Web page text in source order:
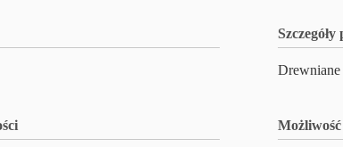
Drewniane